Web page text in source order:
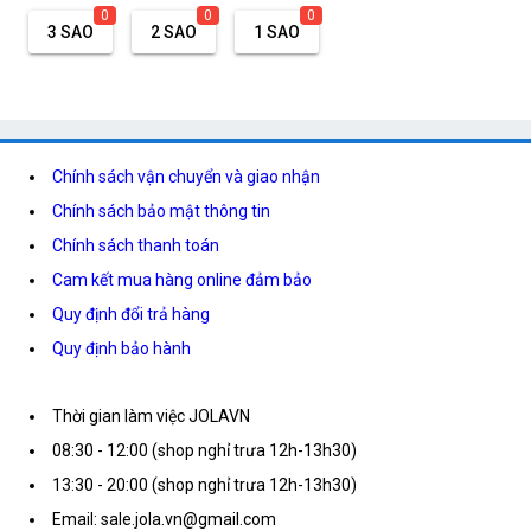
3 SAO
0
2 SAO
0
1 SAO
0
Chính sách vận chuyển và giao nhận
Chính sách bảo mật thông tin
Chính sách thanh toán
Cam kết mua hàng online đảm bảo
Quy định đổi trả hàng
Quy định bảo hành
Thời gian làm việc JOLAVN
08:30 - 12:00 (shop nghỉ trưa 12h-13h30)
13:30 - 20:00 (shop nghỉ trưa 12h-13h30)
Email: sale.jola.vn@gmail.com